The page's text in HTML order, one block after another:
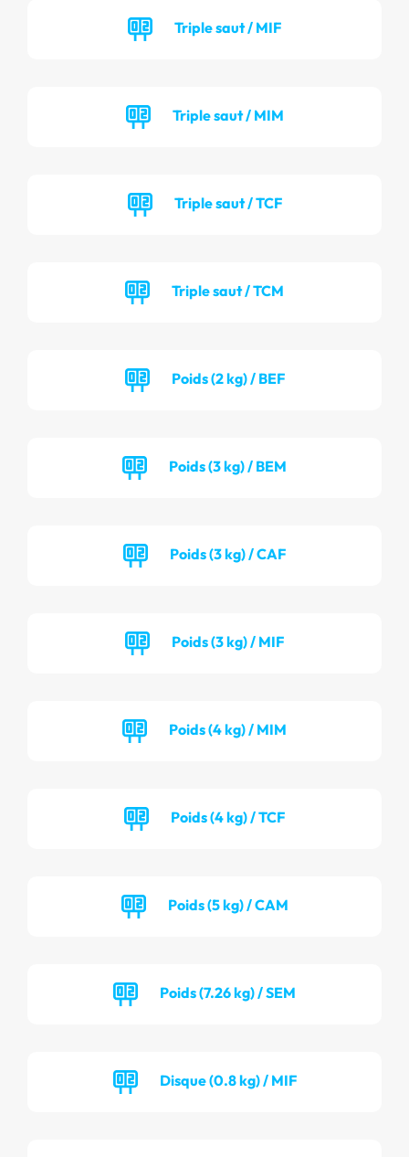
Triple saut / MIF
Triple saut / MIM
Triple saut / TCF
Triple saut / TCM
Poids (2 kg) / BEF
Poids (3 kg) / BEM
Poids (3 kg) / CAF
Poids (3 kg) / MIF
Poids (4 kg) / MIM
Poids (4 kg) / TCF
Poids (5 kg) / CAM
Poids (7.26 kg) / SEM
Disque (0.8 kg) / MIF